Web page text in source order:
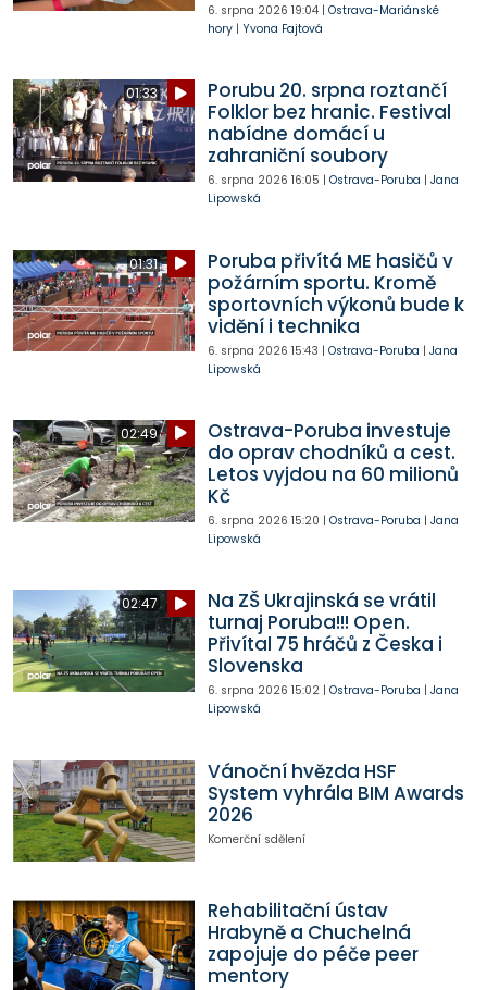
6. srpna 2026 19:04| Ostrava-Mariánské
hory| Yvona Fajtová
01:33
Porubu 20. srpna roztančí
Folklor bez hranic. Festival
nabídne domácí u
zahraniční soubory
6. srpna 2026 16:05 | Ostrava-Poruba | Jana
Lipowská
01:31
Poruba přivítá ME hasičů v
požárním sportu. Kromě
sportovních výkonů bude k
vidění i technika
6. srpna 2026 15:43 | Ostrava-Poruba | Jana
Lipowská
02:49
Ostrava-Poruba investuje
do oprav chodníků a cest.
Letos vyjdou na 60 milionů
Kč
6. srpna 2026 15:20 | Ostrava-Poruba | Jana
Lipowská
02:47
Na ZŠ Ukrajinská se vrátil
turnaj Poruba!!! Open.
Přivítal 75 hráčů z Česka i
Slovenska
6. srpna 2026 15:02| Ostrava-Poruba | Jana
Lipowská
Vánoční hvězda HSF
System vyhrála BIM Awards
2026
Komerční sdělení
Rehabilitační ústav
Hrabyně a Chuchelná
zapojuje do péče peer
mentory